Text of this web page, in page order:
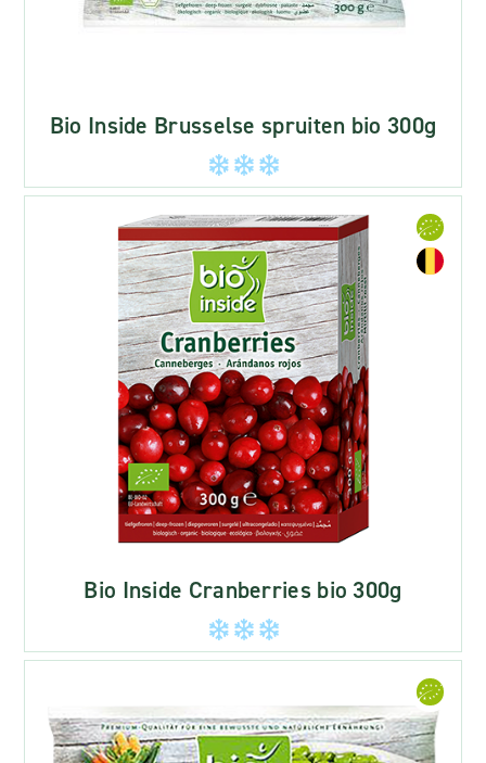
Bio Inside Brusselse spruiten bio 300g
Bio Inside Cranberries bio 300g